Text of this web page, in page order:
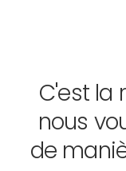
C'est la
nous
de